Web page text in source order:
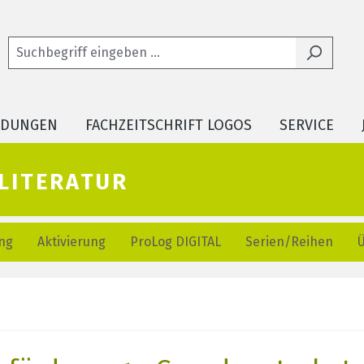
FACHZEITSCHRIFT LOGOS SERVICE
Aktivierung ProLog DIGITAL Serien/Reihen